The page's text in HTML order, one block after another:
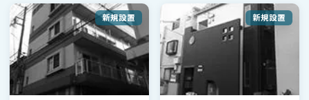
新規設置 新規設置